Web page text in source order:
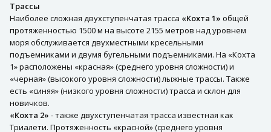
Трассы
Наиболее сложная двухступенчатая трасса «Кохта 1» общей
протяженностью 1500 м на высоте 2155 метров над уровнем
моря обслуживается двухместными кресельными
подъемниками и двумя бугельными подъемниками. На «Кохта
1» расположены «красная» (среднего уровня сложности) и
«черная» (высокого уровня сложности) лыжные трассы. Также
есть «синяя» (низкого уровня сложности) трасса и склон для
новичков.
«Кохта 2» - также двухступенчатая трасса известная как
Триалети. Протяженность «красной» (среднего уровня